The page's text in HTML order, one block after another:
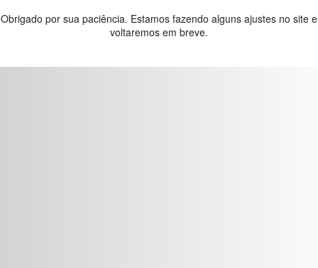
Obrigado por sua paciência. Estamos fazendo alguns ajustes no site e
voltaremos em breve.